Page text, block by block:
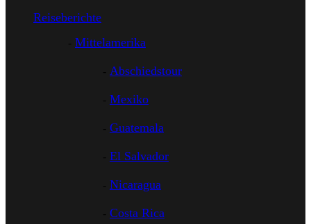
Reiseberichte
Mittelamerika
Abschiedstour
Mexiko
Guatemala
El Salvador
Nicaragua
Costa Rica